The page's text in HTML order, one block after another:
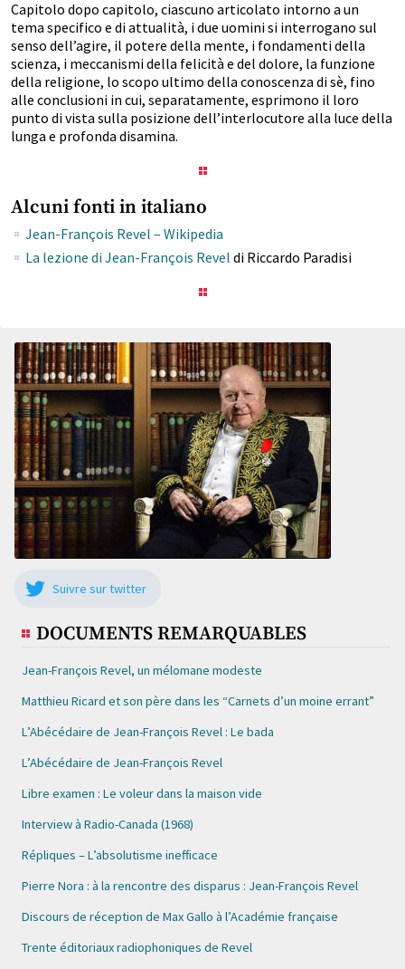
Capitolo dopo capitolo, ciascuno articolato intorno a un
tema specifico e di attualità, i due uomini si interrogano sul
senso dell’agire, il potere della mente, i fondamenti della
scienza, i meccanismi della felicità e del dolore, la funzione
della religione, lo scopo ultimo della conoscenza di sè, fino
alle conclusioni in cui, separatamente, esprimono il loro
punto di vista sulla posizione dell’interlocutore alla luce della
lunga e profonda disamina.
Alcuni fonti in italiano
Jean-François Revel – Wikipedia
La lezione di Jean-François Revel di Riccardo Paradisi
Suivre sur twitter
DOCUMENTS REMARQUABLES
Jean-François Revel, un mélomane modeste
Matthieu Ricard et son père dans les “Carnets d’un moine errant”
L’Abécédaire de Jean-François Revel : Le bada
L’Abécédaire de Jean-François Revel
Libre examen : Le voleur dans la maison vide
Interview à Radio-Canada (1968)
Répliques – L’absolutisme inefficace
Pierre Nora : à la rencontre des disparus : Jean-François Revel
Discours de réception de Max Gallo à l’Académie française
Trente éditoriaux radiophoniques de Revel